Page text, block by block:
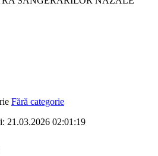
Fără categorie
21.03.2026 02:01:19